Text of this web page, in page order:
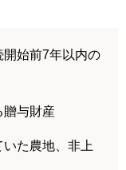
始前7年以内の
贈与財産
いた農地、非上